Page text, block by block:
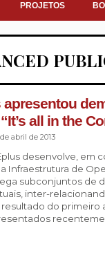
PROJETOS
apresentou
all in the
abril de 2013
desenvolve, em
Infraestrutura de
subconjuntos de
inter-
do primeiro